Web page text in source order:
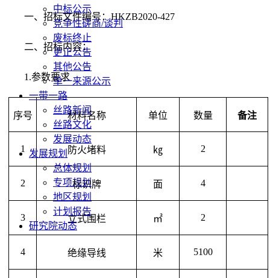
中标公示
竞争性磋商/谈判
废标终止
更正公告
其他公告
单一来源公示
一带一路
丝路新闻
丝路文化
发展动态
发展规划
总体规划
专项规划
地区规划
计划报告
研究院动态
一、 招标文件编号 ：HKZB2020-427
二、 招标内容：
1.参数要求
序号 材料名称 单位 数量 备注
1 防火堵料 ㎏ 2
2 标识牌 面 4
3 立式围栏 ㎡ 2
4 绝缘导线 米 5100